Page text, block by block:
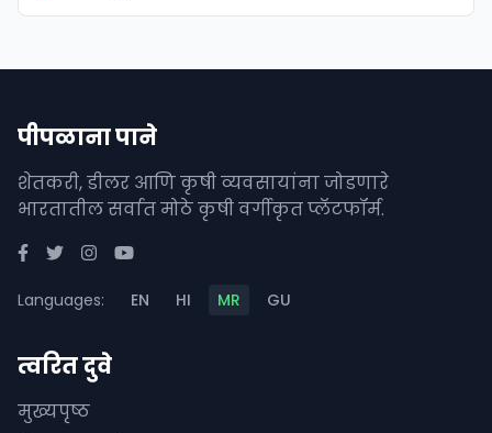
पीपळाना पाने
शेतकरी, डीलर आणि कृषी व्यवसायांना जोडणारे
भारतातील सर्वात मोठे कृषी वर्गीकृत प्लॅटफॉर्म.
Languages: EN HI MR GU
त्वरित दुवे
मुख्यपृष्ठ